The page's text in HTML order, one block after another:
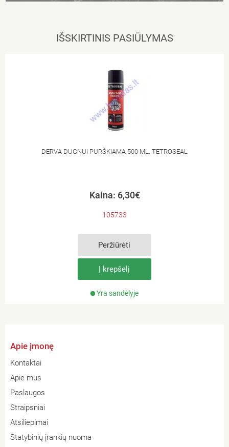
IŠSKIRTINIS PASIŪLYMAS
DERVA DUGNUI PURŠKIAMA 500 ML. TETROSEAL
Kaina: 6,30€
105733
Peržiūrėti
Į krepšelį
Yra sandėlyje
Apie įmonę
Kontaktai
Apie mus
Paslaugos
Straipsniai
Atsiliepimai
Statybinių įrankių nuoma